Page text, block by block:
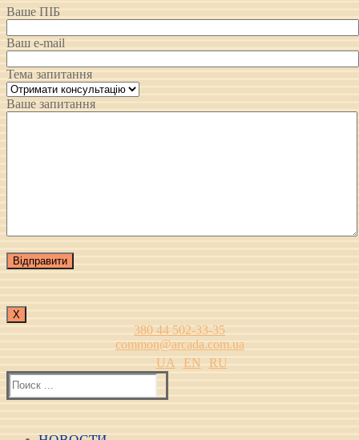
Ваше ПІБ
Ваш e-mail
Тема запитання
Ваше запитання
Х
380 44 502-33-35
common@arcada.com.ua
UA
EN
RU
Найти: